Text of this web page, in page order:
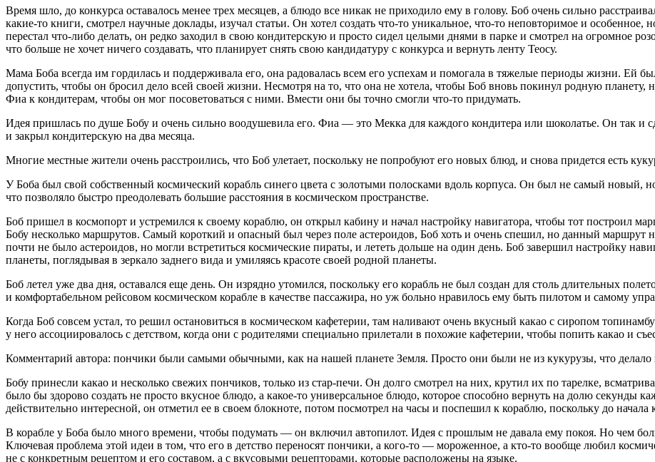
Время шло, до конкурса оставалось менее трех месяцев, а блюдо все никак не приходило ему в голову. Боб очень сильно
какие-то книги, смотрел научные доклады, изучал статьи. Он хотел создать что-то уникальное, что-то неповторимое и особенное,
перестал что-либо делать, он редко заходил в свою кондитерскую и просто сидел целыми днями в парке и смотрел на огромное
что больше не хочет ничего создавать, что планирует снять свою кандидатуру с конкурса и вернуть ленту Теосу.
Мама Боба всегда им гордилась и поддерживала его, она радовалась всем его успехам и помогала в тяжелые периоды жизни. Ей
допустить, чтобы он бросил дело всей своей жизни. Несмотря на то, что она не хотела, чтобы Боб вновь покинул родную планету,
Фиа к кондитерам, чтобы он мог посоветоваться с ними. Вмести они бы точно смогли что-то придумать.
Идея пришлась по душе Бобу и очень сильно воодушевила его. Фиа — это Мекка для каждого кондитера или шоколатье. Он так и
и закрыл кондитерскую на два месяца.
Многие местные жители очень расстроились, что Боб улетает, поскольку не попробуют его новых блюд, и снова придется есть
У Боба был свой собственный космический корабль синего цвета с золотыми полосками вдоль корпуса. Он был не самый новый,
что позволяло быстро преодолевать большие расстояния в космическом пространстве.
Боб пришел в космопорт и устремился к своему кораблю, он открыл кабину и начал настройку навигатора, чтобы тот построил
Бобу несколько маршрутов. Самый короткий и опасный был через поле астероидов, Боб хоть и очень спешил, но данный маршрут
почти не было астероидов, но могли встретиться космические пираты, и лететь дольше на один день. Боб завершил настройку
планеты, поглядывая в зеркало заднего вида и умиляясь красоте своей родной планеты.
Боб летел уже два дня, оставался еще день. Он изрядно утомился, поскольку его корабль не был создан для столь длительных
и комфортабельном рейсовом космическом корабле в качестве пассажира, но уж больно нравилось ему быть пилотом и самому
Когда Боб совсем устал, то решил остановиться в космическом кафетерии, там наливают очень вкусный какао с сиропом
у него ассоциировалось с детством, когда они с родителями специально прилетали в похожие кафетерии, чтобы попить какао и
Комментарий автора: пончики были самыми обычными, как на нашей планете Земля. Просто они были не из кукурузы, что делало
Бобу принесли какао и несколько свежих пончиков, только из стар-печи. Он долго смотрел на них, крутил их по тарелке,
было бы здорово создать не просто вкусное блюдо, а какое-то универсальное блюдо, которое способно вернуть на долю секунды
действительно интересной, он отметил ее в своем блокноте, потом посмотрел на часы и поспешил к кораблю, поскольку до начала
В корабле у Боба было много времени, чтобы подумать — он включил автопилот. Идея с прошлым не давала ему покоя. Но чем
Ключевая проблема этой идеи в том, что его в детство переносят пончики, а кого-то — мороженное, а кто-то вообще любил
не с конкретным рецептом и его составом, а с вкусовыми рецепторами, которые расположены на языке.